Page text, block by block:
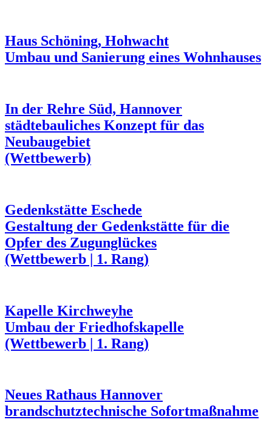
Haus Schöning, Hohwacht
Umbau und Sanierung eines Wohnhauses
In der Rehre Süd, Hannover
städtebauliches Konzept für das
Neubaugebiet
(Wettbewerb)
Gedenkstätte Eschede
Gestaltung der Gedenkstätte für die
Opfer des Zugunglückes
(Wettbewerb | 1. Rang)
Kapelle Kirchweyhe
Umbau der Friedhofskapelle
(Wettbewerb | 1. Rang)
Neues Rathaus Hannover
brandschutztechnische Sofortmaßnahme